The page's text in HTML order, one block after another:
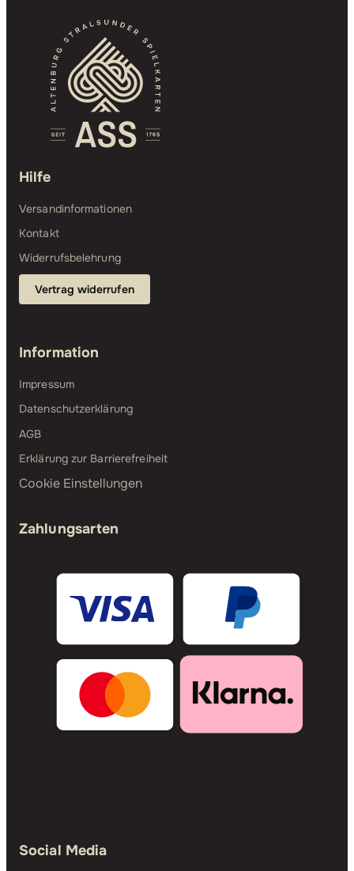
Hilfe
Versandinformationen
Kontakt
Widerrufsbelehrung
Vertrag widerrufen
Information
Impressum
Datenschutzerklärung
AGB
Erklärung zur Barrierefreiheit
Cookie Einstellungen
Zahlungsarten
Social Media